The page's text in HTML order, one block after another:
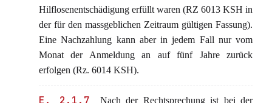
Hilflosenentschädigung erfüllt waren (RZ 6013 KSH in
der für den massgeblichen Zeitraum gültigen Fassung).
Eine Nachzahlung kann aber in jedem Fall nur vom
Monat der Anmeldung an auf fünf Jahre zurück
erfolgen (Rz. 6014 KSH).
E. 2.1.7
Nach der Rechtsprechung ist bei der